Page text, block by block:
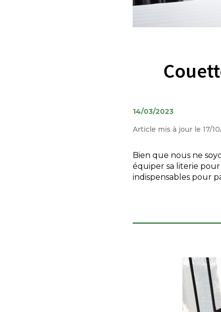
14/03/2023
Article mis à jour le 17/
Bien que nous ne
équiper sa literie
indispensables pour